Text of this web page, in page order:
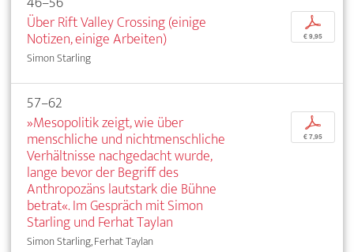
Über Rift Valley Crossing (einige
Notizen, einige Arbeiten)
Simon Starling
p
€ 9,95
57–62
»Mesopolitik zeigt, wie über
menschliche und nichtmenschliche
Verhältnisse nachgedacht wurde,
lange bevor der Begriff des
Anthropozäns lautstark die Bühne
betrat«. Im Gespräch mit Simon
Starling und Ferhat Taylan
Simon Starling, Ferhat Taylan
p
€ 7,95